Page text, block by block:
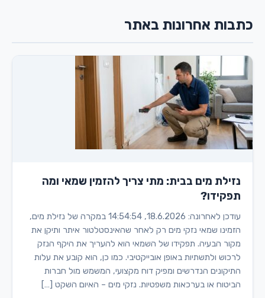
לתמוך בעובדים
בשוק העבודה"
כתבות אחרונות באתר
נזילת מים בבית: מתי צריך להזמין שמאי ומה
תפקידו?
עודכן לאחרונה: 18.6.2026, 14:54:54 במקרה של נזילת מים,
הזמינו שמאי נזקי מים רק לאחר שהאינסטלטור איתר ותיקן את
מקור הבעיה. תפקידו של השמאי הוא להעריך את היקף הנזק
לרכוש ולתשתיות באופן אובייקטיבי. כמו כן, הוא קובע את עלות
התיקונים הנדרשים ומפיק דוח מקצועי, המשמש מול חברות
הביטוח או בערכאות משפטיות. נזקי מים – האיום השקט […]